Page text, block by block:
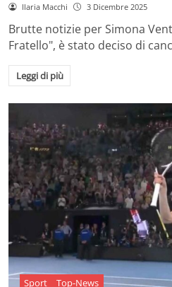
Ilaria Macchi 3 Dicembre 2025
Brutte notizie per Simona
Fratello", è stato deciso di
Leggi di più
Sport Top-News